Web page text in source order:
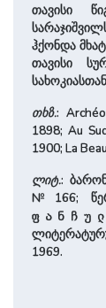
თავისი
ჰქონდა
თავისი
თხზ.:
1898; Au
1900; La
ლიტ.:
№166;
1969.